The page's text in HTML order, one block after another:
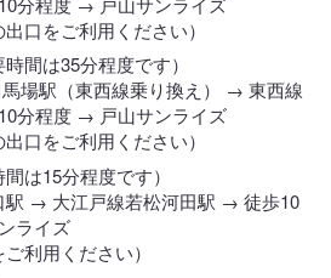
出口をご利用ください）
間は35分程度です）
場駅（東西線乗り換え） → 東西線
分程度 → 戸山サンライズ
出口をご利用ください）
は15分程度です）
駅 → 大江戸線若松河田駅 → 徒歩10
ライズ
利用ください）